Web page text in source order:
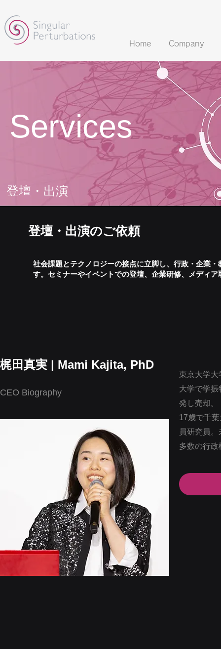
Home Company
​Services
登壇・出演
登壇・出演のご依頼
社会課題とテクノロジーの接点に立脚し、行政・企業
す。セミナーやイベントでの登壇、企業研修、メディ
梶田真実 | Mami Kajita, PhD
CEO Biography
東京大学大
大学で学
発し売却。
17歳で千
員研究員
多数の行